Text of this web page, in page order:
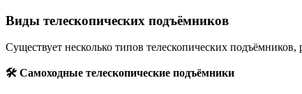
Виды телескопических подъёмников
Существует несколько типов телескопических
🛠 Самоходные телескопические подъёмники